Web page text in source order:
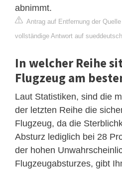
abnimmt.
Antrag auf Entfernung der Quelle
vollständige Antwort auf
In welcher Reihe
Flugzeug am
Laut Statistiken, sind die
der letzten Reihe die
Flugzeug, da die
Absturz lediglich bei 28
der hohen
Flugzeugabsturzes, gibt